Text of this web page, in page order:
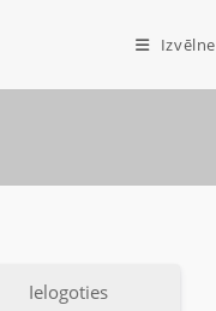
Izvēlne
Ielogoties